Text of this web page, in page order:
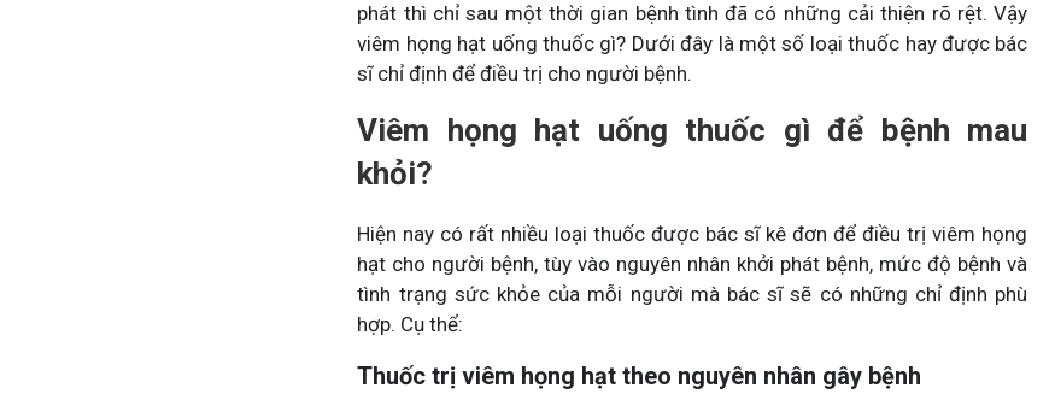
phát thì chỉ sau một thời gian bệnh tình đã có những cải thiện rõ rệt. Vậy
viêm họng hạt uống thuốc gì? Dưới đây là một số loại thuốc hay được bác
sĩ chỉ định để điều trị cho người bệnh.
Viêm họng hạt uống thuốc gì để bệnh mau
khỏi?
Hiện nay có rất nhiều loại thuốc được bác sĩ kê đơn để điều trị viêm họng
hạt cho người bệnh, tùy vào nguyên nhân khởi phát bệnh, mức độ bệnh và
tình trạng sức khỏe của mỗi người mà bác sĩ sẽ có những chỉ định phù
hợp. Cụ thể:
Thuốc trị viêm họng hạt theo nguyên nhân gây bệnh
Tham gia nhóm Tham gia nhóm